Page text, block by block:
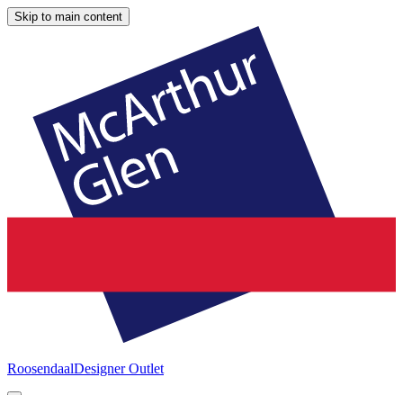
Skip to main content
RoosendaalDesigner Outlet